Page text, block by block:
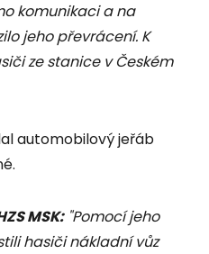
komunikaci a na
jeho převrácení. K
ze stanice v Českém
automobilový jeřáb
MSK:"Pomocí jeho
hasiči nákladní vůz